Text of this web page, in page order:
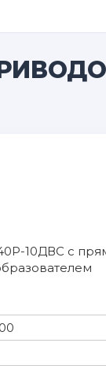
10ДВС с